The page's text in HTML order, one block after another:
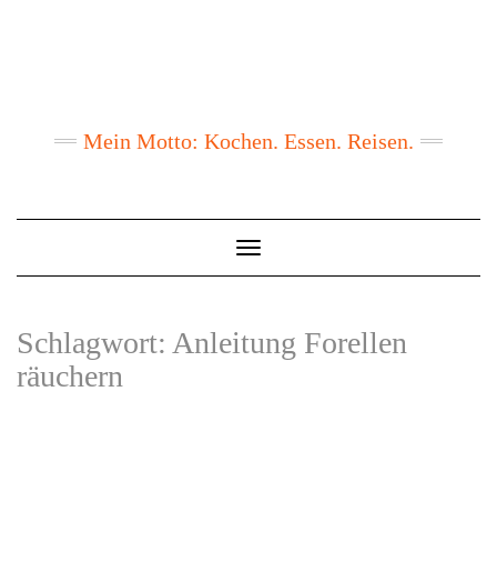
Mein Motto: Kochen. Essen. Reisen.
Toggle
Navigation
Schlagwort: Anleitung Forellen
räuchern